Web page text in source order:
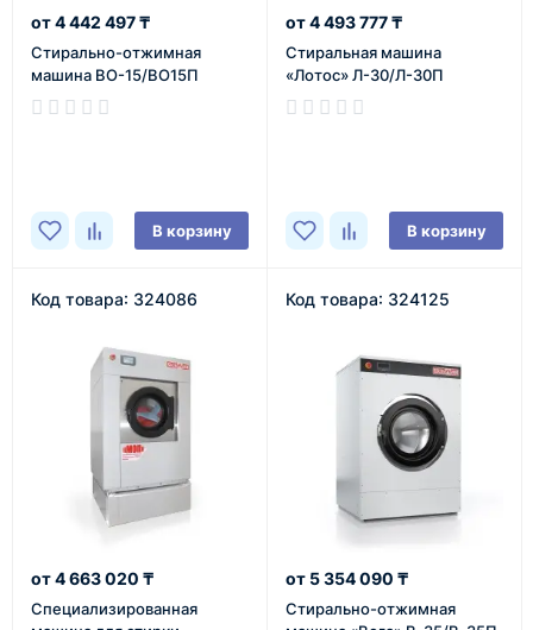
4 442 497 ₸
Cтирально-отжимная
машина ВО-15/ВО15П
В корзину
4 493 777 ₸
Cтиральная машина
«Лотос» Л-30/Л-30П
В корзину
Код товара: 324086
4 663 020 ₸
Специализированная
Код товара: 324125
5 354 090 ₸
Cтирально-отжимная